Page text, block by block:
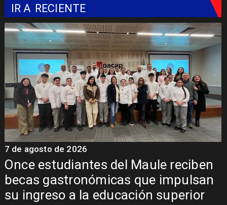
IR A RECIENTE
Once estudiantes del Maule reciben
becas gastronómicas que impulsan
su ingreso a la educación superior
7 de agosto de 2026